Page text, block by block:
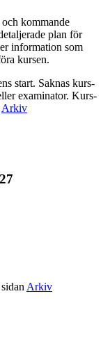
kommande
plan för
information som
kursen.
start. Saknas kurs-
examinator. Kurs-
Arkiv
Arkiv